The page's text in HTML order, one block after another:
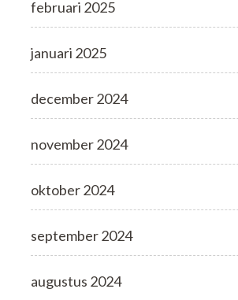
februari 2025
januari 2025
december 2024
november 2024
oktober 2024
september 2024
augustus 2024